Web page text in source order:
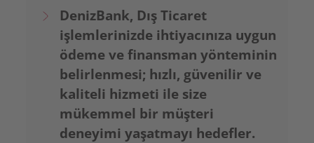
DenizBank, Dış Ticaret
işlemlerinizde ihtiyacınıza uygun
ödeme ve finansman yönteminin
belirlenmesi; hızlı, güvenilir ve
kaliteli hizmeti ile size
mükemmel bir müşteri
deneyimi yaşatmayı hedefler.